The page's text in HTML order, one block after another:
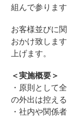
組んで参ります
お客様並びに
おかけ致しま
上げます。
＜実施概要＞
・原則として
の外出は控える
・社内や関係